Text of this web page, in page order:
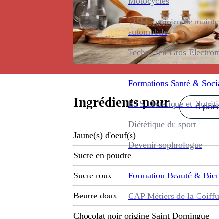
TP Mécanicien de
automobile
Technicien Gros
Formations Santé &
BTS Diététique et
Diététique du sport
Devenir sophrologue
Formation Beauté &
CAP Métiers de la
Ingrédients pour 6
Jaune(s) d'oeuf(s)
Sucre en poudre
Sucre roux
Beurre doux
Chocolat noir origine Saint Domingue